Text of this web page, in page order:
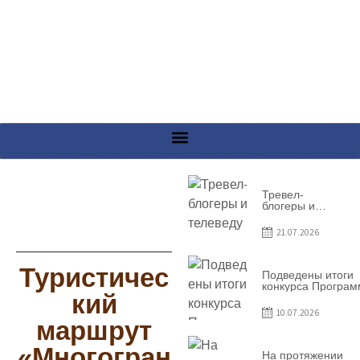
Туристичес
кий
маршрут
Тревел-
блогеры и
из Словении
сняли
Гагаузии
21.07.2026
Подведены итоги
конкурса
грантов субъектам
10.07.2026
На протяжении